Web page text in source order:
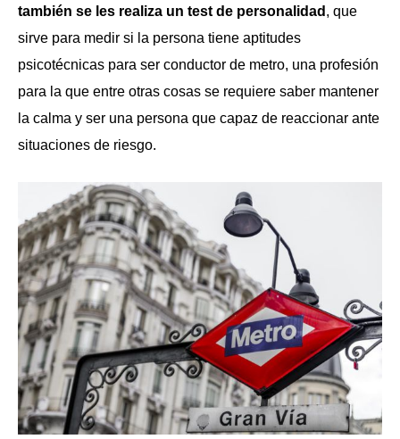
también se les realiza un test de personalidad , que
sirve para medir si la persona tiene aptitudes
psicotécnicas para ser conductor de metro, una profesión
para la que entre otras cosas se requiere saber mantener
la calma y ser una persona que capaz de reaccionar ante
situaciones de riesgo.